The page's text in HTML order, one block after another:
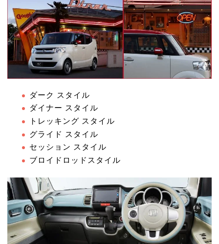
ダーク スタイル
ダイナー スタイル
トレッキング スタイル
グライド スタイル
セッション スタイル
ブロイドロッドスタイル